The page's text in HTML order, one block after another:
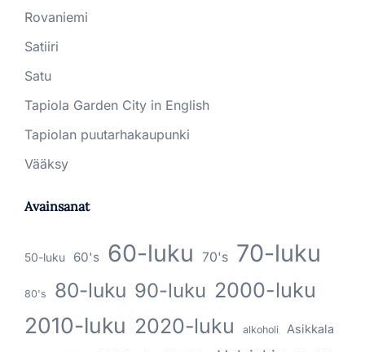
Rovaniemi
Satiiri
Satu
Tapiola Garden City in English
Tapiolan puutarhakaupunki
Vääksy
Avainsanat
50-luku 60's 60-luku 70's 70-luku
80's 80-luku 90-luku 2000-luku
2010-luku 2020-luku alkoholi Asikkala